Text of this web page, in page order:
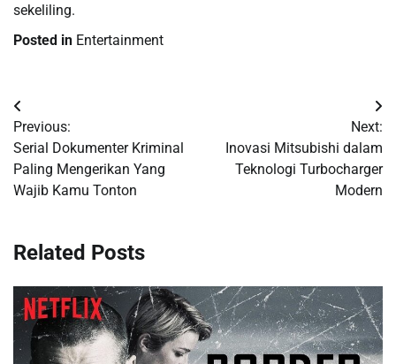
sekeliling.
Posted in Entertainment
Navigasi
pos
Previous:
Serial Dokumenter Kriminal
Paling Mengerikan Yang
Wajib Kamu Tonton
Next:
Inovasi Mitsubishi dalam
Teknologi Turbocharger
Modern
Related Posts